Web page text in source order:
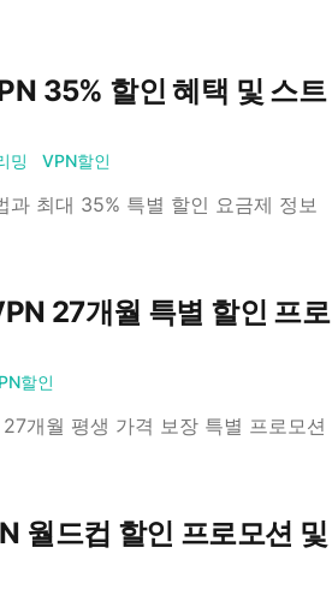
35% 할인 혜택 및 스트
밍 VPN할인
최대 35% 특별 할인 요금제 정보
27개월 특별 할인 프로
할인
개월 평생 가격 보장 특별 프로모션
월드컵 할인 프로모션 및